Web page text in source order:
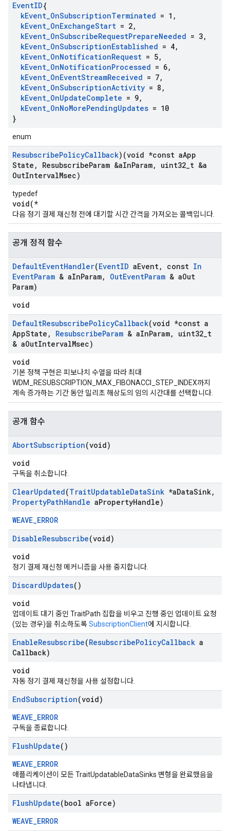
EventID{
kEvent_OnSubscriptionTerminated = 1 ,
kEvent_OnExchangeStart = 2,
kEvent_OnSubscribeRequestPrepareNeeded = 3,
kEvent_OnSubscriptionEstablished = 4,
kEvent_OnNotificationRequest = 5,
kEvent_OnNotificationProcessed = 6,
kEvent_OnEventStreamReceived = 7,
kEvent_OnSubscriptionActivity = 8 ,
kEvent_OnUpdateComplete = 9,
kEvent_OnNoMorePendingUpdates = 10
}
enum
ResubscribePolicyCallback)(void *const aApp
State , ResubscribeParam &aInParam, uint32 t &a
OutIntervalMsec)
typedef
void(*
다음 정기 결제 재신청 전에 대기할 시간 간격을 가져오는 콜백입니다.
공개 정적 함수
DefaultEventHandler(EventID aEvent, const In
EventParam & aInParam, OutEventParam & aOut
Param)
void
DefaultResubscribePolicyCallback(void *const a
AppState , ResubscribeParam & aInParam, uint32 t
& aOutIntervalMsec)
void
기본 정책 구현은 피보나치 수열을 따라 최대
WDM_RESUBSCRIPTION_MAX_FIBONACCI_STEP_INDEX까지
계속 증가하는 기간 동안 밀리초 해상도의 임의 시간대를 선택합니다.
공개 함수
AbortSubscription(void)
void
구독을 취소합니다.
ClearUpdated(TraitUpdatableDataSink *aDataSink,
PropertyPathHandle aPropertyHandle)
WEAVE_ERROR
DisableResubscribe(void)
void
정기 결제 재신청 메커니즘을 사용 중지합니다.
DiscardUpdates()
void
업데이트 대기 중인 TraitPath 집합을 비우고 진행 중인 업데이트 요청
(있는 경우)을 취소하도록SubscriptionClient에 지시합니다.
EnableResubscribe(ResubscribePolicyCallback a
Callback)
void
자동 정기 결제 재신청을 사용 설정합니다.
EndSubscription(void)
WEAVE_ERROR
구독을 종료합니다.
FlushUpdate()
WEAVE_ERROR
애플리케이션이 모든 TraitUpdatableDataSinks 변형을 완료했음을
나타냅니다.
FlushUpdate(bool aForce)
WEAVE_ERROR